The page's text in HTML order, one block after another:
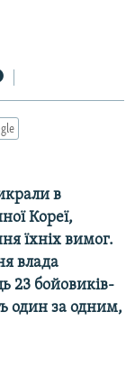
в
Кореї,
їхніх вимог.
влада
23 бойовиків-
один за одним,